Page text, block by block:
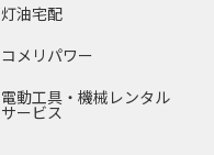
灯油宅配
コメリパワー
電動工具・機械レンタル
サービス